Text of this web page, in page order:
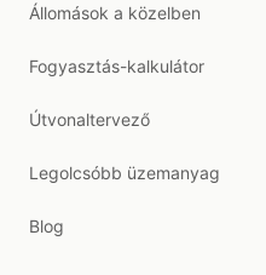
Állomások a közelben
Fogyasztás-kalkulátor
Útvonaltervező
Legolcsóbb üzemanyag
Blog